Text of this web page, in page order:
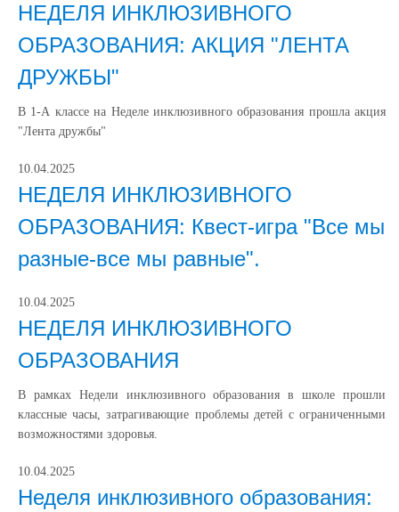
НЕДЕЛЯ ИНКЛЮЗИВНОГО
ОБРАЗОВАНИЯ: АКЦИЯ "ЛЕНТА
ДРУЖБЫ"
В 1-А классе на Неделе инклюзивного образования прошла акция
"Лента дружбы"
10.04.2025
НЕДЕЛЯ ИНКЛЮЗИВНОГО
ОБРАЗОВАНИЯ: Квест-игра "Все мы
разные-все мы равные".
10.04.2025
НЕДЕЛЯ ИНКЛЮЗИВНОГО
ОБРАЗОВАНИЯ
В рамках Недели инклюзивного образования в школе прошли
классные часы, затрагивающие проблемы детей с ограниченными
возможностями здоровья.
10.04.2025
Неделя инклюзивного образования: